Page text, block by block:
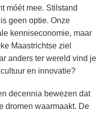
móét mee. Stilstand
geen optie. Onze
kenniseconomie, maar
Maastrichtse ziel
anders ter wereld vind je
en innovatie?
decennia bewezen dat
dromen waarmaakt. De